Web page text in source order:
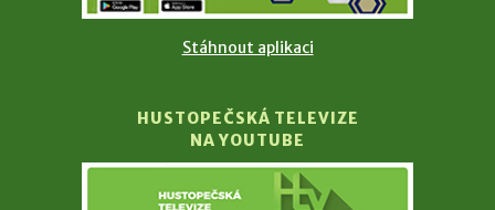
Stáhnout aplikaci
HUSTOPEČSKÁ TELEVIZE
NA YOUTUBE